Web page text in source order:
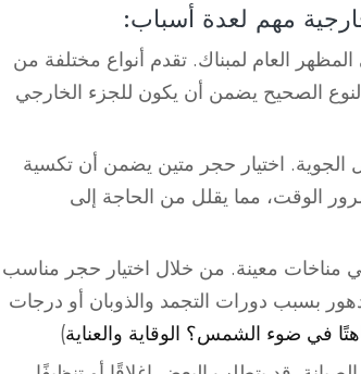
مهم لعدة أسباب:
العام لمبناك. تقدم أنواع مختلفة من
النوع الصحيح يضمن أن يكون للجزء الخارجي
الجوية. اختيار حجر متين يضمن أن تكسية
الوقت، مما يقلل من الحاجة إلى
مناخات معينة. من خلال اختيار حجر مناسب
بسبب دورات التجمد والذوبان أو درجات
في ضوء الشمس؟ الوقاية والعناية)